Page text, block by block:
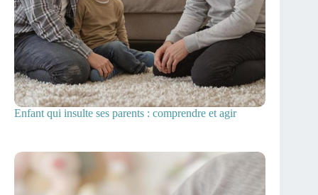
Enfant qui insulte ses parents : comprendre et agir